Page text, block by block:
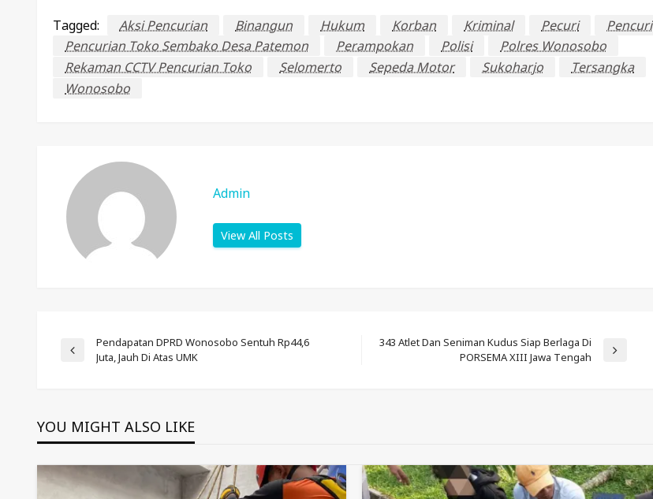
Tagged: Aksi Pencurian Binangun Hukum Korban Kriminal Pecuri
Pencuri
Pencurian Toko Sembako Desa Patemon
Perampokan Polisi
Polres Wonosobo
Rekaman CCTV Pencurian Toko
Selomerto Sepeda Motor Sukoharjo
Tersangka
Wonosobo
Admin
View All Posts
Post
Previous
Pendapatan DPRD Wonosobo Sentuh Rp44,6
Juta, Jauh Di Atas UMK
343 Atlet Dan Seniman Kudus Siap Berlaga Di
PORSEMA XIII Jawa Tengah
YOU MIGHT ALSO LIKE